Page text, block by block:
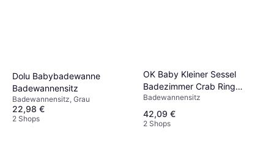
Dolu Babybadewanne
Badewannensitz
Badewannensitz, Grau
22,98 €
2 Shops
OK Baby Kleiner Sessel
Badezimmer Crab Ring
Modell 871 15
Badewannensitz
42,09 €
2 Shops